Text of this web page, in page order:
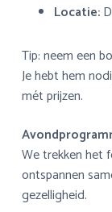
Locatie:
Tip: neem een
Je hebt hem
mét prijzen.
We trekken het
ontspannen
gezelligheid.